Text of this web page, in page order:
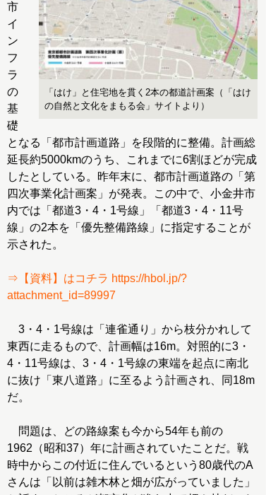
「はけ」と住宅地を貫く2本の都道計画案（「はけ
の自然と文化をまもる会」サイトより）
市
イ
ン
フ
ラ
の
基
礎
となる「都市計画道路」を段階的に整備。計画総
延長約5000kmのうち、これまでに6割ほどが完成
したとしている。昨年末に、都市計画道路の「第
四次事業化計画案」が発表。この中で、小金井市
内では「都道3・4・1号線」「都道3・4・11号
線」の2本を「優先整備路線」に指定することが
示された。
⇒【資料】はコチラ https://hbol.jp/?
attachment_id=89997
3・4・1号線は「連雀通り」から枝分かれして
東西に走るもので、計画幅は16m。対照的に3・
4・11号線は、3・4・1号線の東端を起点に南北
に抜け「東八道路」に至るよう計画され、同18m
だ。
問題は、どの路線案も今から54年も前の
1962（昭和37）年に計画されていたことだ。戦
時中からこの付近に住んでいるという80歳代のA
さんは「以前は雑木林と畑が広がっていました」